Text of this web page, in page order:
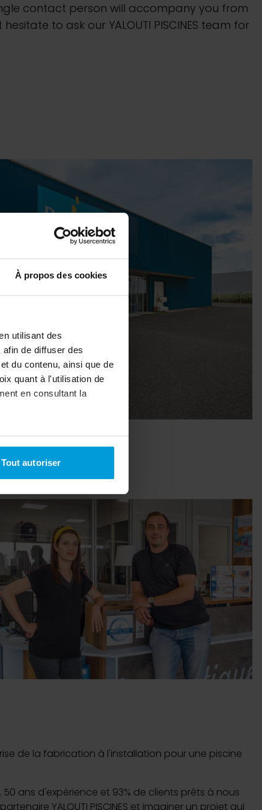
À propos des cookies
utilisant des
de diffuser des
du contenu, ainsi que de
quant à l'utilisation de
en consultant la
(empreintes
vous à lasection «
relatives aux médias
notre site avec nos
informations que
Tout autoriser
contact person will accompany you from
to ask our YALOUTI PISCINES team for
de la fabrication à l'installation pour une piscine
ans d'expérience et 93% de clients prêts à nous
YALOUTI PISCINES et imaginer un projet qui